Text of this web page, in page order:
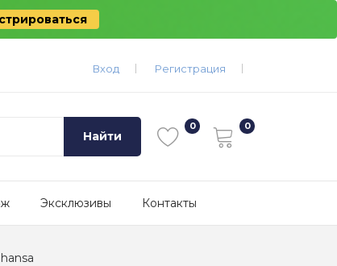
Вход Регистрация
Найти
Эксклюзивы Контакты